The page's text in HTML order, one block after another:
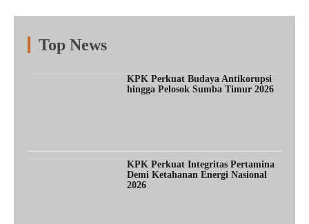
Top News
KPK Perkuat Budaya Antikorupsi
hingga Pelosok Sumba Timur 2026
KPK Perkuat Integritas Pertamina
Demi Ketahanan Energi Nasional
2026